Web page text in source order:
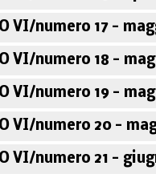
VI/numero 17 -
VI/numero 18 -
VI/numero 19 -
VI/numero 20 -
VI/numero 21 -